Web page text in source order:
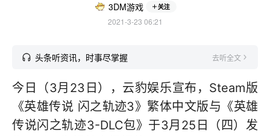
3DM游戏 关注
2021-3-23 06:21
头条听资讯，时事尽掌握 去听全文
今日（3月23日），云豹娱乐宣布，Steam版
《英雄传说 闪之轨迹3》繁体中文版与《英雄
传说闪之轨迹3-DLC包》于3月25日（四）发